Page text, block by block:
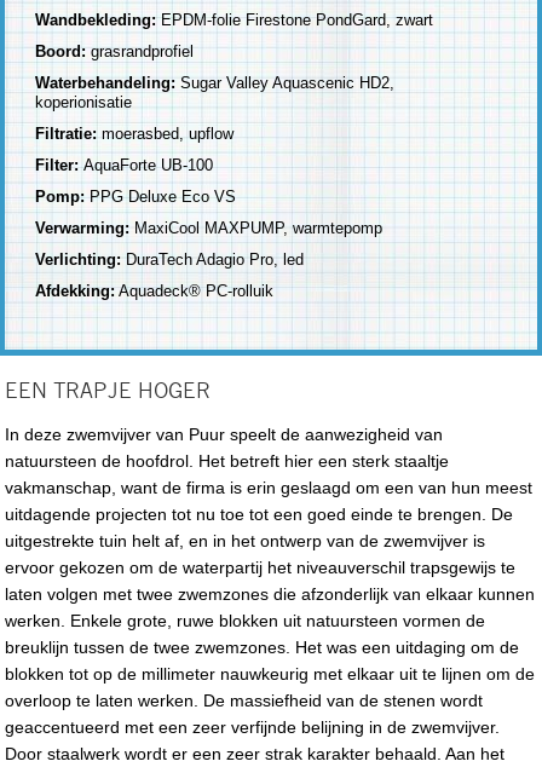
Wandbekleding:EPDM-folie Firestone PondGard, zwart
Boord:grasrandprofiel
Waterbehandeling: Sugar Valley Aquascenic HD2,
koperionisatie
Filtratie:moerasbed, upflow
Filter:AquaForte UB-100
Pomp:PPG Deluxe Eco VS
Verwarming: MaxiCool MAXPUMP, warmtepomp
Verlichting: DuraTech Adagio Pro, led
Afdekking: Aquadeck® PC-rolluik
EEN TRAPJE HOGER
In deze zwemvijver van Puur speelt de aanwezigheid van
natuursteen de hoofdrol. Het betreft hier een sterk staaltje
vakmanschap, want de firma is erin geslaagd om een van hun meest
uitdagende projecten tot nu toe tot een goed einde te brengen. De
uitgestrekte tuin helt af, en in het ontwerp van de zwemvijver is
ervoor gekozen om de waterpartij het niveauverschil trapsgewijs te
laten volgen met twee zwemzones die afzonderlijk van elkaar kunnen
werken. Enkele grote, ruwe blokken uit natuursteen vormen de
breuklijn tussen de twee zwemzones. Het was een uitdaging om de
blokken tot op de millimeter nauwkeurig met elkaar uit te lijnen om de
overloop te laten werken. De massiefheid van de stenen wordt
geaccentueerd met een zeer verfijnde belijning in de zwemvijver.
Door staalwerk wordt er een zeer strak karakter behaald. Aan het